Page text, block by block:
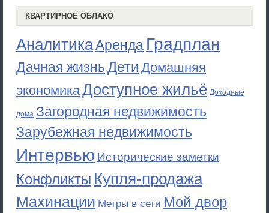
КВАРТИРНОЕ ОБЛАКО
АналитикаАренда Градплан
Дачная жизньДети Домашняя
экономикаДоступное жильё Доходные
дома Загородная недвижимость
Зарубежная недвижимость
Интервью Исторические заметки
Конфликты Купля-продажа
Махинации Метры в сети Мой двор